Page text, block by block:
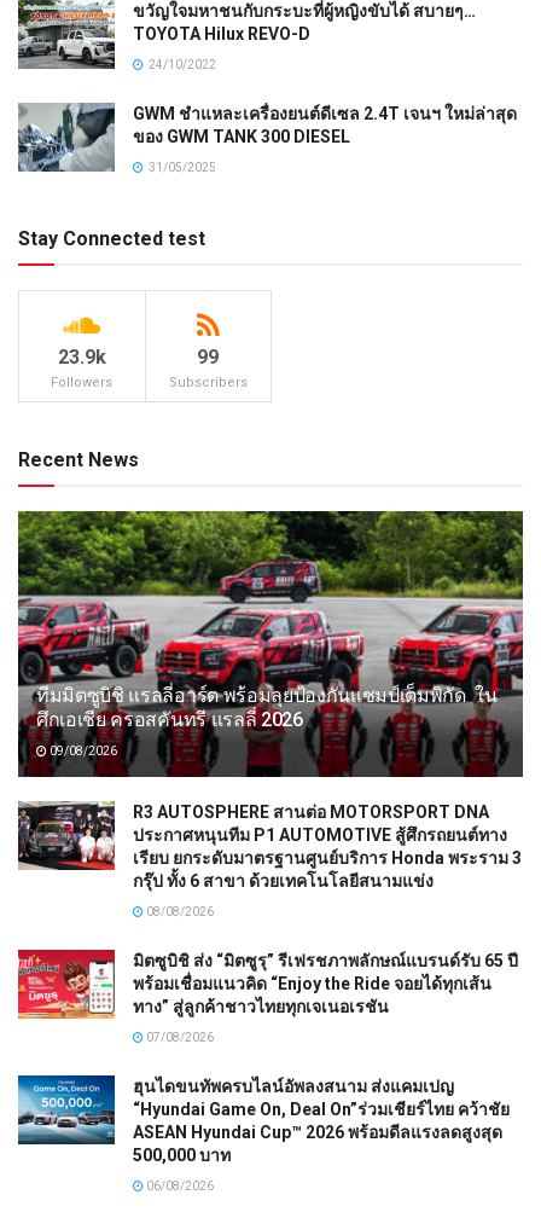
ขวัญใจมหาชนกับกระบะที่ผู้หญิงขับได้ สบายๆ…
TOYOTA Hilux REVO-D
24/10/2022
GWM ชำแหละเครื่องยนต์ดีเซล 2.4T เจนฯ ใหม่ล่าสุด
ของ GWM TANK 300 DIESEL
31/05/2025
Stay Connected test
23.9k
Followers
99
Subscribers
Recent News
ทีมมิตซูบิชิ แรลลี่อาร์ต พร้อมลุยป้องกันแชมป์เต็มพิกัด ใน
ศึกเอเชีย ครอสคันทรี แรลลี่ 2026
09/08/2026
R3 AUTOSPHERE สานต่อ MOTORSPORT DNA
ประกาศหนุนทีม P1 AUTOMOTIVE สู้ศึกรถยนต์ทาง
เรียบ ยกระดับมาตรฐานศูนย์บริการ Honda พระราม 3
กรุ๊ป ทั้ง 6 สาขา ด้วยเทคโนโลยีสนามแข่ง
08/08/2026
มิตซูบิชิ ส่ง “มิตซูรุ” รีเฟรชภาพลักษณ์แบรนด์รับ 65 ปี
พร้อมเชื่อมแนวคิด “Enjoy the Ride จอยได้ทุกเส้น
ทาง” สู่ลูกค้าชาวไทยทุกเจเนอเรชัน
07/08/2026
ฮุนไดขนทัพครบไลน์อัพลงสนาม ส่งแคมเปญ
“Hyundai Game On, Deal On”ร่วมเชียร์ไทย คว้าชัย
ASEAN Hyundai Cup™ 2026 พร้อมดีลแรงลดสูงสุด
500,000 บาท
06/08/2026